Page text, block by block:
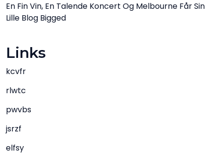
En Fin Vin, En Talende Koncert Og Melbourne Får Sin
Lille Blog Bigged
Links
kcvfr
rlwtc
pwvbs
jsrzf
elfsy